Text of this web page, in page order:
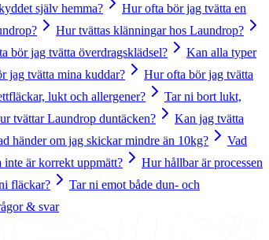
själv hemma?
Hur ofta bör jag tvätta en
Hur tvättas klänningar hos Laundrop?
bör jag tvätta överdragsklädsel?
Kan alla typer
jag tvätta mina kuddar?
Hur ofta bör jag tvätta
lukt och allergener?
Tar ni bort lukt,
tvättar Laundrop duntäcken?
Kan jag tvätta
händer om jag skickar mindre än 10kg?
Vad
inte är korrekt uppmätt?
Hur hållbar är processen
fläckar?
Tar ni emot både dun- och
& svar